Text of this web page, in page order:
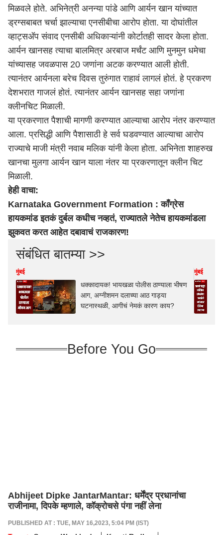
मिळवले होते. अभिनेत्री अनन्या पांडे आणि आर्यन खान यांच्यात
ड्रग्सबाबत चर्चा झाल्याचा एनसीबीचा आरोप होता. या दोघांतील
व्हाट्सअ‌ॅप संवाद एनसीबी अधिकाऱ्यांनी कोर्टातही सादर केला होता.
आर्यन खानसह त्याचा बालमित्र अरबाज मर्चंट आणि मुनमुन धमेचा
यांच्यासह जवळपास 20 जणांना अटक करण्यात आली होती.
त्यानंतर आर्यनला बरेच दिवस तुरुंगात राहावं लागलं होतं. हे प्रकरण
देशभरात गाजलं होतं. त्यानंतर आर्यन खानसह सहा जणांना
क्लीनचिट मिळाली.
या प्रकरणात पैशाची मागणी करण्यात आल्याचा आरोप नंतर करण्यात
आला. प्रसिद्धी आणि पैशासाठी हे सर्व घडवण्यात आल्याचा आरोप
राज्याचे माजी मंत्री नवाब मलिक यांनी केला होता. अभिनेता शाहरुख
खानचा मुलगा आर्यन खान याला नंतर या प्रकरणातून क्लीन चिट
मिळाली.
हेही वाचा:
Karnataka Government Formation : काँग्रेस
हायकमांड इतकं दुर्बल कधीच नव्हतं, राज्यातले नेतेच हायकमांडला
झुकवत करत आहेत दबावाचं राजकारण!
संबंधित बातम्या >>
मुंबई
धक्कादायक! भायखळा पोलीस ठाण्याला भीषण
आग, अग्नीशमन दलाच्या आठ गाड्या
घटनास्थळी, आगीचं नेमकं कारण काय?
मुंबई
Before You Go
Abhijeet Dipke JantarMantar: धर्मेंद्र प्रधानांचा
राजीनामा, दिपके म्हणाले, कॉक्रोचसे पंगा नहीं लेना
PUBLISHED AT : TUE, MAY 16,2023, 5:04 PM (IST)